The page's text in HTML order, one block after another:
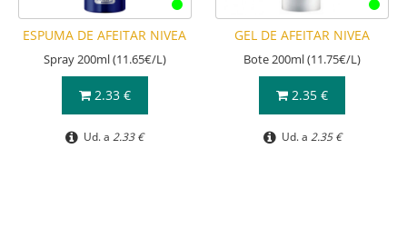
ESPUMA DE AFEITAR NIVEA
Spray 200ml (11.65€/L)
2.33 €
Ud. a 2.33 €
GEL DE AFEITAR NIVEA
Bote 200ml (11.75€/L)
2.35 €
Ud. a 2.35 €